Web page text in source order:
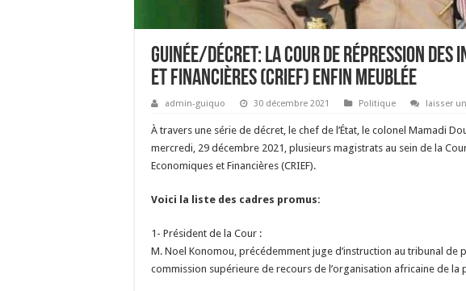
Guinée/Décret: la Cour de Répression
et Financières (CRIEF) enfin meublée
admin-guiquo 30 décembre 2021 Politique laisser
À travers une série de décret, le chef de l’État, le colonel Mamadi
mercredi, 29 décembre 2021, plusieurs magistrats au sein de la
Economiques et Financières (CRIEF).
Voici la liste des cadres promus:
1- Président de la Cour :
M. Noel Konomou, précédemment juge d’instruction au tribunal de
commission supérieure de recours de l’organisation africaine de la